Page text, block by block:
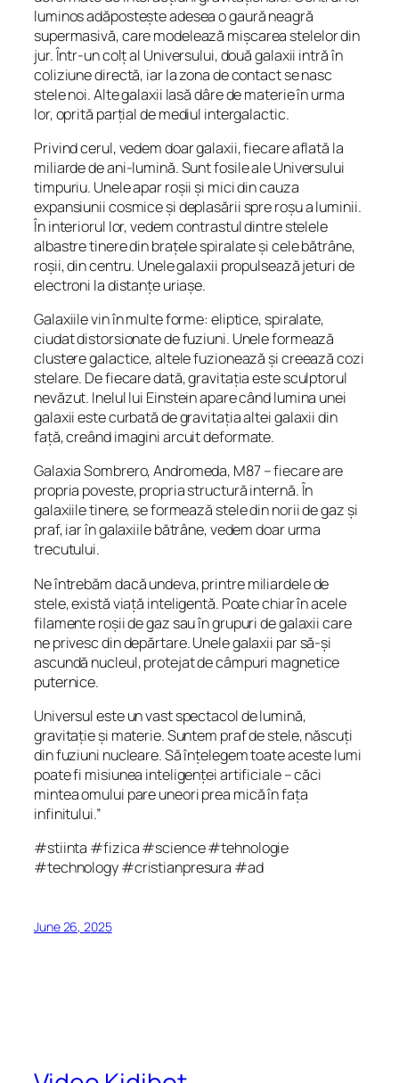
luminos adăpostește adesea o gaură neagră
supermasivă, care modelează mișcarea stelelor din
jur. Într-un colț al Universului, două galaxii intră în
coliziune directă, iar la zona de contact se nasc
stele noi. Alte galaxii lasă dâre de materie în urma
lor, oprită parțial de mediul intergalactic.
Privind cerul, vedem doar galaxii, fiecare aflată la
miliarde de ani-lumină. Sunt fosile ale Universului
timpuriu. Unele apar roșii și mici din cauza
expansiunii cosmice și deplasării spre roșu a luminii.
În interiorul lor, vedem contrastul dintre stelele
albastre tinere din brațele spiralate și cele bătrâne,
roșii, din centru. Unele galaxii propulsează jeturi de
electroni la distanțe uriașe.
Galaxiile vin în multe forme: eliptice, spiralate,
ciudat distorsionate de fuziuni. Unele formează
clustere galactice, altele fuzionează și creează cozi
stelare. De fiecare dată, gravitația este sculptorul
nevăzut. Inelul lui Einstein apare când lumina unei
galaxii este curbată de gravitația altei galaxii din
față, creând imagini arcuit deformate.
Galaxia Sombrero, Andromeda, M87 – fiecare are
propria poveste, propria structură internă. În
galaxiile tinere, se formează stele din norii de gaz și
praf, iar în galaxiile bătrâne, vedem doar urma
trecutului.
Ne întrebăm dacă undeva, printre miliardele de
stele, există viață inteligentă. Poate chiar în acele
filamente roșii de gaz sau în grupuri de galaxii care
ne privesc din depărtare. Unele galaxii par să-și
ascundă nucleul, protejat de câmpuri magnetice
puternice.
Universul este un vast spectacol de lumină,
gravitație și materie. Suntem praf de stele, născuți
din fuziuni nucleare. Să înțelegem toate aceste lumi
poate fi misiunea inteligenței artificiale – căci
mintea omului pare uneori prea mică în fața
infinitului.”
#stiinta #fizica #science #tehnologie
#technology #cristianpresura #ad
June 26, 2025